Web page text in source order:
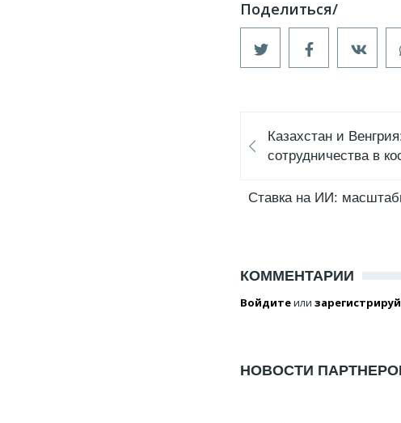
Казахстан и
сотрудничества в
Cтавка на ИИ:
КОММЕНТАРИИ
Войдитеили
НОВОСТИ